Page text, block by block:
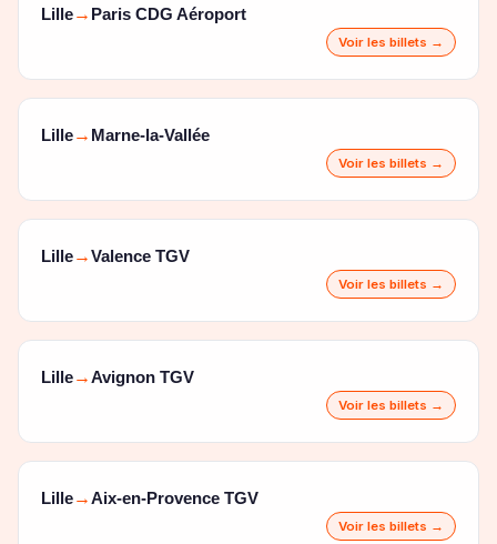
Lille→ Paris CDG Aéroport
Voir les billets →
Lille→ Marne-la-Vallée
Voir les billets →
Lille→Valence TGV
Voir les billets →
Lille→Avignon TGV
Voir les billets →
Lille→Aix-en-Provence TGV
Voir les billets →